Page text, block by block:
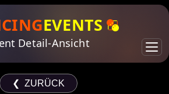
EVENTS
Detail-Ansicht
❮ ZURÜCK